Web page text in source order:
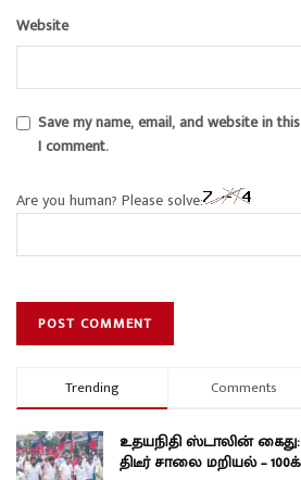
Website
Save my name, email, and website in
I comment.
Are you human? Please solve:
Trending Comments
உதயநிதி ஸ்டாலின்
திடீர் சாலை மறியல் –